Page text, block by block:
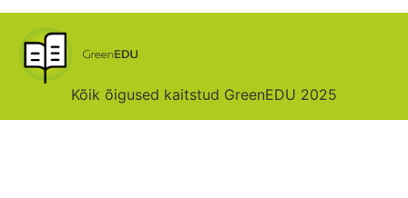
Kõik õigused kaitstud GreenEDU 2025